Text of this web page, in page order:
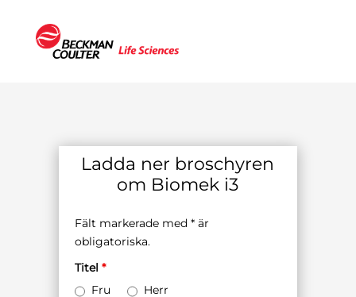
Ladda ner broschyren
om Biomek i3
Fält markerade med * är
obligatoriska.
Titel *
Fru
Herr